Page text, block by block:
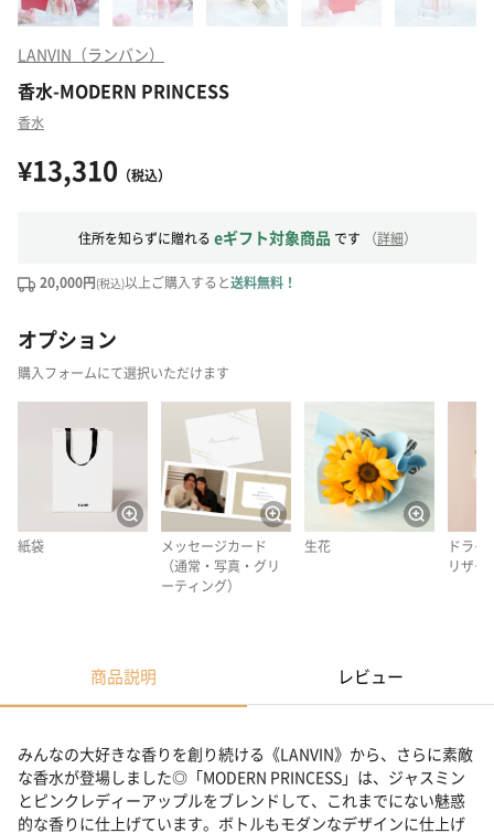
LANVIN（ランバン）
香水-MODERN PRINCESS
香水
¥13,310 （税込）
住所を知らずに贈れる eギフト対象商品 です （詳細）
20,000円(税込)以上ご購入すると送料無料！
オプション
購入フォームにて選択いただけます
紙袋
メッセージカード
（通常・写真・グリ
ーティング）
生花
ドライ
リザー
商品説明 レビュー
みんなの大好きな香りを創り続ける《LANVIN》から、さらに素敵
な香水が登場しました◎「MODERN PRINCESS」は、ジャスミン
とピンクレディーアップルをブレンドして、これまでにない魅惑
的な香りに仕上げています。ボトルもモダンなデザインに仕上げ